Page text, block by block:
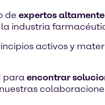
de expertos
industria
activos y
paraencontrar